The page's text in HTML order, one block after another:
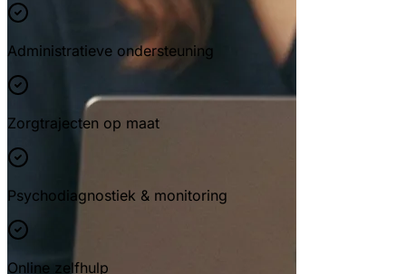
Administratieve ondersteuning
Zorgtrajecten op maat
Psychodiagnostiek & monitoring
Online zelfhulp